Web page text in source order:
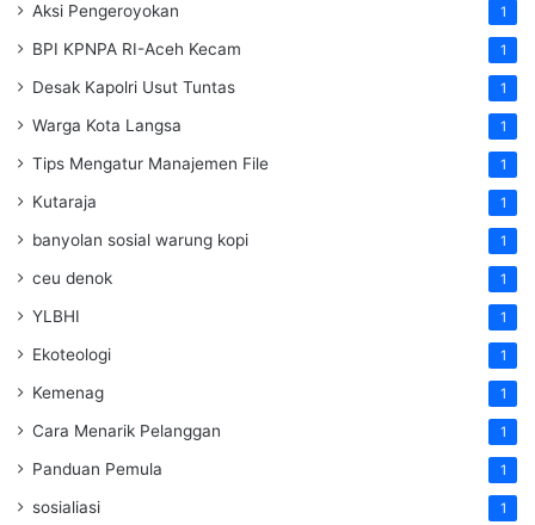
Aksi Pengeroyokan 1
BPI KPNPA RI-Aceh Kecam 1
Desak Kapolri Usut Tuntas 1
Warga Kota Langsa 1
Tips Mengatur Manajemen File 1
Kutaraja 1
banyolan sosial warung kopi 1
ceu denok 1
YLBHI 1
Ekoteologi 1
Kemenag 1
Cara Menarik Pelanggan 1
Panduan Pemula 1
sosialiasi 1